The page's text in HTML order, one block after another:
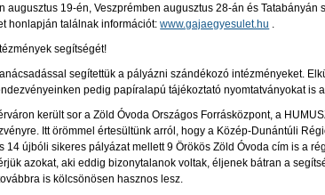
augusztus 19-én, Veszprémben augusztus 28-án és Tatabányán
honlapján találnak információt:www.gajaegyesulet.hu .
segítségét!
segítettük a pályázni szándékozó intézményeket.
pedig papíralapú tájékoztató nyomtatványokat is
került sor a Zöld Óvoda Országos Forrásközpont, a
Itt örömmel értesültünk arról, hogy a Közép-Dunántúli
14 újbóli sikeres pályázat mellett 9 Örökös Zöld Óvoda cím is a
azokat, aki eddig bizonytalanok voltak, éljenek bátran a
is kölcsönösen hasznos lesz.